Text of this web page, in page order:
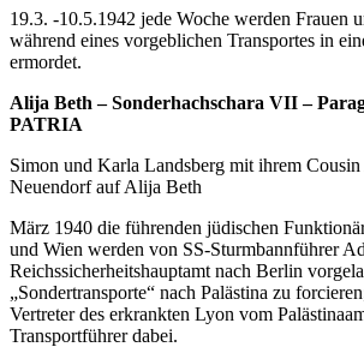
19.3. -10.5.1942 jede Woche werden Frauen
während eines vorgeblichen Transportes in
ermordet.
Alija Beth – Sonderhachschara VII –
PATRIA
Simon und Karla Landsberg mit ihrem
Neuendorf auf Alija Beth
März 1940 die führenden jüdischen
und Wien werden von SS-Sturmbannführer
Reichssicherheitshauptamt nach Berlin
„Sondertransporte“ nach Palästina zu
Vertreter des erkrankten Lyon vom
Transportführer dabei.